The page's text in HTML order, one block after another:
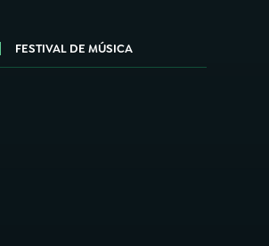
FESTIVAL DE MÚSICA